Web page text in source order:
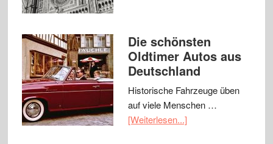
Die schönsten
Oldtimer Autos aus
Deutschland
Historische Fahrzeuge üben
auf viele Menschen …
[Weiterlesen...]